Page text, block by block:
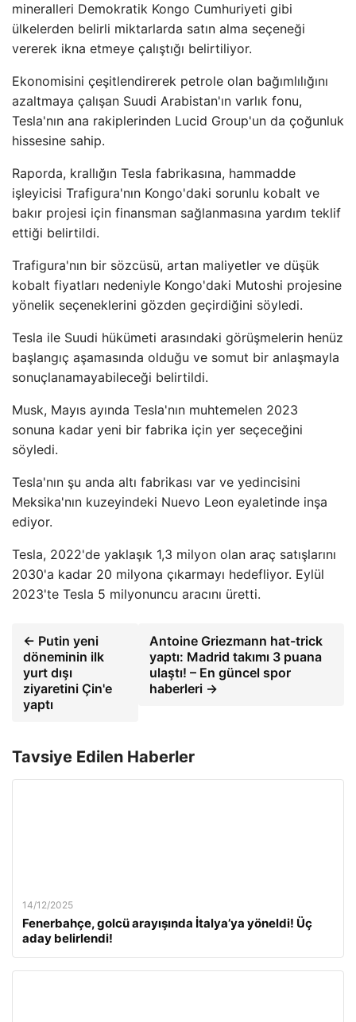
mineralleri Demokratik Kongo Cumhuriyeti gibi
ülkelerden belirli miktarlarda satın alma seçeneği
vererek ikna etmeye çalıştığı belirtiliyor.
Ekonomisini çeşitlendirerek petrole olan bağımlılığını
azaltmaya çalışan Suudi Arabistan'ın varlık fonu,
Tesla'nın ana rakiplerinden Lucid Group'un da çoğunluk
hissesine sahip.
Raporda, krallığın Tesla fabrikasına, hammadde
işleyicisi Trafigura'nın Kongo'daki sorunlu kobalt ve
bakır projesi için finansman sağlanmasına yardım teklif
ettiği belirtildi.
Trafigura'nın bir sözcüsü, artan maliyetler ve düşük
kobalt fiyatları nedeniyle Kongo'daki Mutoshi projesine
yönelik seçeneklerini gözden geçirdiğini söyledi.
Tesla ile Suudi hükümeti arasındaki görüşmelerin henüz
başlangıç ​​aşamasında olduğu ve somut bir anlaşmayla
sonuçlanamayabileceği belirtildi.
Musk, Mayıs ayında Tesla'nın muhtemelen 2023
sonuna kadar yeni bir fabrika için yer seçeceğini
söyledi.
Tesla'nın şu anda altı fabrikası var ve yedincisini
Meksika'nın kuzeyindeki Nuevo Leon eyaletinde inşa
ediyor.
Tesla, 2022'de yaklaşık 1,3 milyon olan araç satışlarını
2030'a kadar 20 milyona çıkarmayı hedefliyor. Eylül
2023'te Tesla 5 milyonuncu aracını üretti.
← Putin yeni
döneminin ilk
yurt dışı
ziyaretini Çin'e
yaptı
Antoine Griezmann hat-trick
yaptı: Madrid takımı 3 puana
ulaştı! – En güncel spor
haberleri →
Tavsiye Edilen Haberler
14/12/2025
Fenerbahçe, golcü arayışında İtalya’ya yöneldi! Üç
aday belirlendi!